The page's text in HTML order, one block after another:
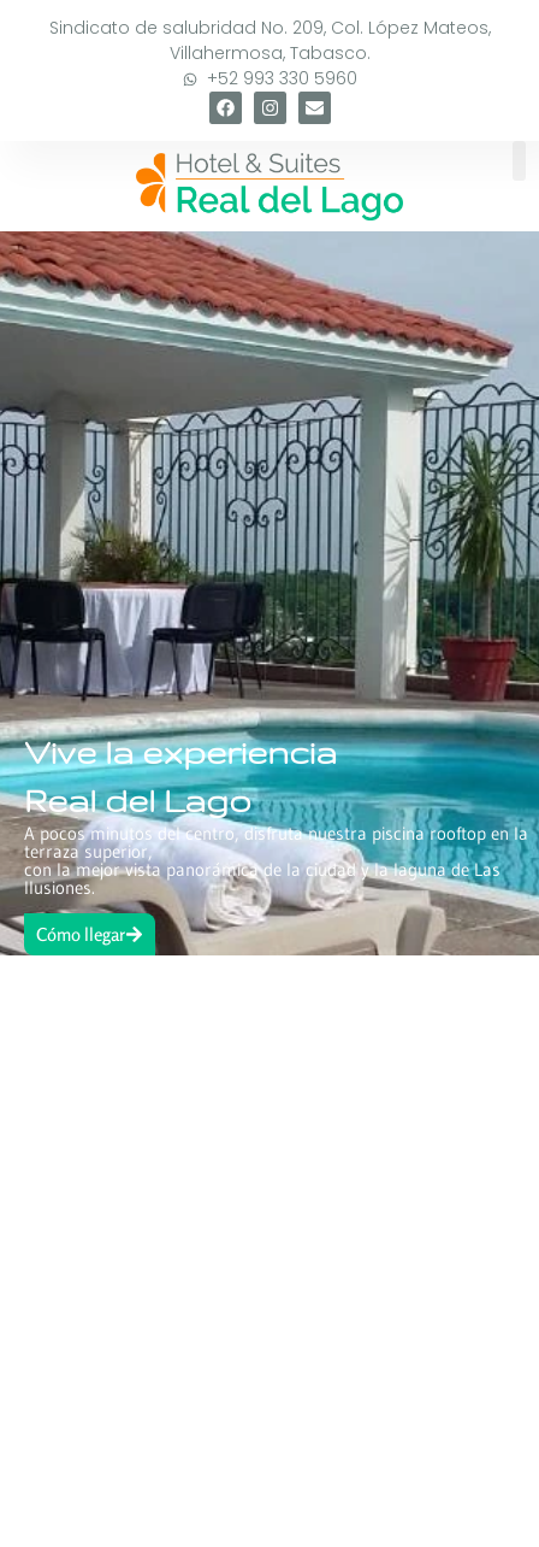
Sindicato de salubridad No. 209, Col. López Mateos,
Villahermosa, Tabasco.
+52 993 330 5960
Vive la experiencia
Real del Lago
A pocos minutos del centro, disfruta nuestra piscina rooftop en la
terraza superior,
con la mejor vista panorámica de la ciudad y la laguna de Las
Ilusiones.
Cómo llegar